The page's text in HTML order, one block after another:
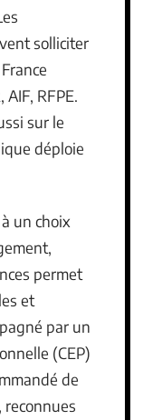
solliciter
AIF, RFPE.
sur le
déploie
un choix
permet
et
par un
(CEP)
de